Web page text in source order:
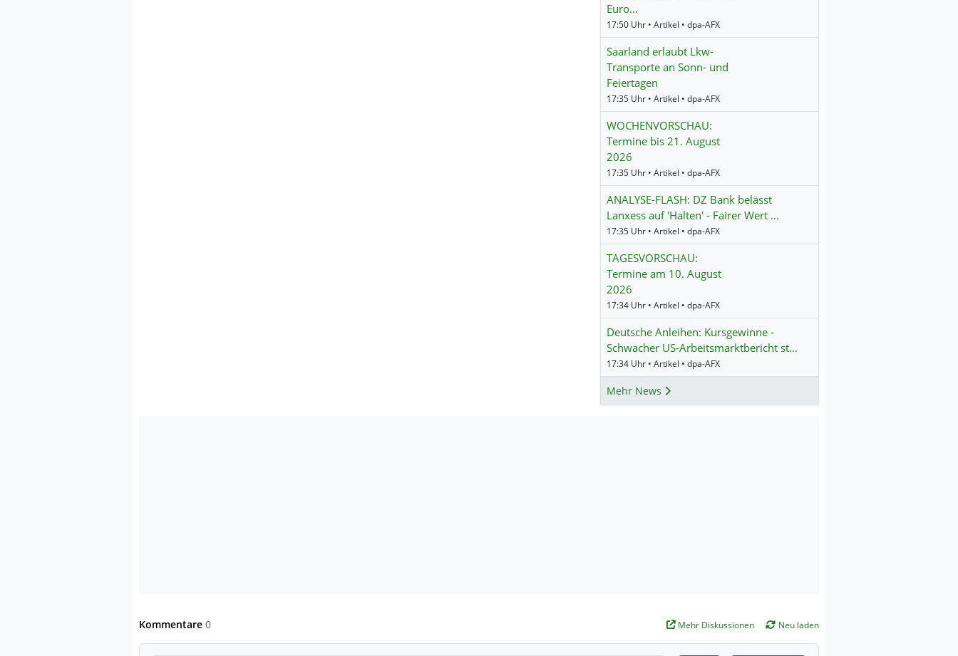
Euro…
17:50 Uhr • Artikel • dpa-AFX
Saarland erlaubt Lkw-
Transporte an Sonn- und
Feiertagen
17:35 Uhr • Artikel • dpa-AFX
WOCHENVORSCHAU:
Termine bis 21. August
2026
17:35 Uhr • Artikel • dpa-AFX
ANALYSE-FLASH: DZ Bank belässt
Lanxess auf 'Halten' - Fairer Wert …
17:35 Uhr • Artikel • dpa-AFX
TAGESVORSCHAU:
Termine am 10. August
2026
17:34 Uhr • Artikel • dpa-AFX
Deutsche Anleihen: Kursgewinne -
Schwacher US-Arbeitsmarktbericht st…
17:34 Uhr • Artikel • dpa-AFX
Mehr News
Kommentare 0 Mehr Diskussionen Neu laden